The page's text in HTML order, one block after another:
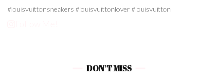
DON’T MISS